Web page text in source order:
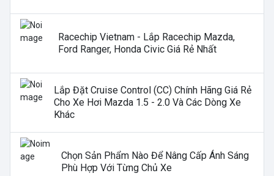
Racechip Vietnam - Lắp Racechip Mazda,
Ford Ranger, Honda Civic Giá Rẻ Nhất
Lắp Đặt Cruise Control (CC) Chính Hãng Giá Rẻ
Cho Xe Hơi Mazda 1.5 - 2.0 Và Các Dòng Xe
Khác
Chọn Sản Phẩm Nào Để Nâng Cấp Ánh Sáng
Phù Hợp Với Từng Chủ Xe